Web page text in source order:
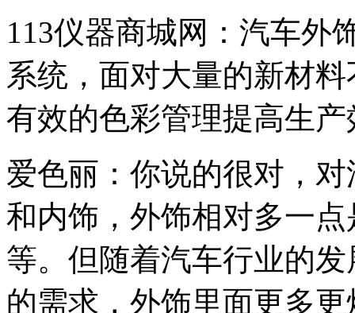
113仪器商城网：汽车外
系统，面对大量的新材
有效的色彩管理提高生
爱色丽：你说的很对，
和内饰，外饰相对多一
等。但随着汽车行业的
的需求，外饰里面更多